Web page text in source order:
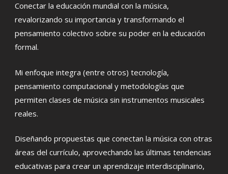
Conectar la educación mundial con la música,
revalorizando su importancia y transformando el
pensamiento colectivo sobre su poder en la educación
formal.
Mi enfoque integra (entre otros) tecnología,
pensamiento computacional y metodologías que
permiten clases de música sin instrumentos musicales
reales.
Diseñando propuestas que conectan la música con otras
áreas del currículo, aprovechando las últimas tendencias
educativas para crear un aprendizaje interdisciplinario,